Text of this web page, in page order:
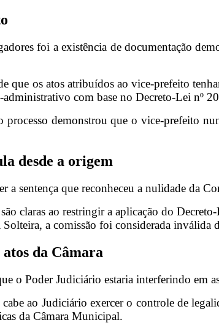
foi a existência de documentação
que os atos atribuídos ao vice-prefeito
com base no Decreto-Lei nº
demonstrou que o vice-prefeito
desde a origem
sentença que reconheceu a nulidade da
claras ao restringir a aplicação do
a comissão foi considerada inválida
da Câmara
o Poder Judiciário estaria interferindo em
ao Judiciário exercer o controle de
da Câmara Municipal.